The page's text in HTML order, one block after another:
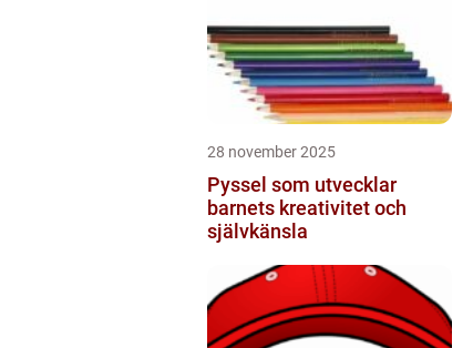
28 november 2025
Pyssel som utvecklar
barnets kreativitet och
självkänsla